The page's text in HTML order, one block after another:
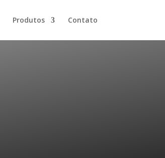
Produtos Contato